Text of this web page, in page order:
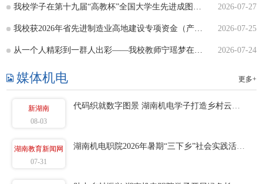
我校学子在第十九届“高教杯”全国大学生先进成图技术与产品信息建模创新大赛国赛中获佳绩 2026-07-27
我校获2026年省先进制造业高地建设专项资金（产教融合项目）支持 2026-07-25
从一个人精彩到一群人出彩——我校教师宁瑶梦在全国高校思政课骨干教师研修班作经验分享 2026-07-24
更多+
媒体机电
新湖南
08-03
湖南教育新闻网
07-31